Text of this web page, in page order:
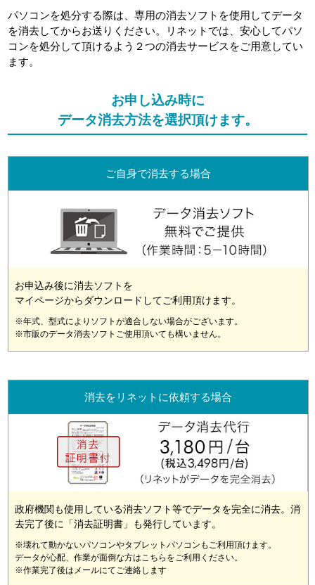
パソコンを処分する際は、専用の消去ソフトを使用してデータ
を消去してからお送りください。リネットでは、安心してパソ
コンを処分して頂けるよう２つの消去サービスをご用意してい
ます。
お申し込み時に
データ消去方法を選択頂けます。
ご自身で消去する場合
お申込み後に消去ソフトを
マイページからダウンロードしてご利用頂けます。
※年式、型式によりソフトが適合しない場合がございます。
※市販のデータ消去ソフトご使用頂いても構いません。
消去をリネットに依頼する場合
政府機関も使用している消去ソフト等でデータを完全に消去。消
去完了後に「消去証明書」も発行しています。
※壊れて動かないパソコンやタブレットパソコンもご利用頂けます。
データが心配、作業が面倒な方はこちらをご利用ください。
※作業完了後はメールにてご連絡します